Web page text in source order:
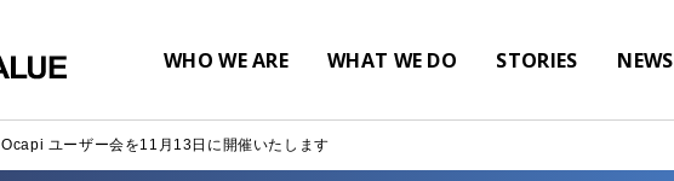
WHO WE ARE WHAT WE DO STORIES NEWS
Ocapi ユーザー会を11月13日に開催いたします